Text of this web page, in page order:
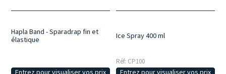
Hapla Band - Sparadrap fin et
élastique
Entrez pour visualiser vos prix
Ice Spray 400 ml
Réf: CP100
Entrez pour visualiser vos prix